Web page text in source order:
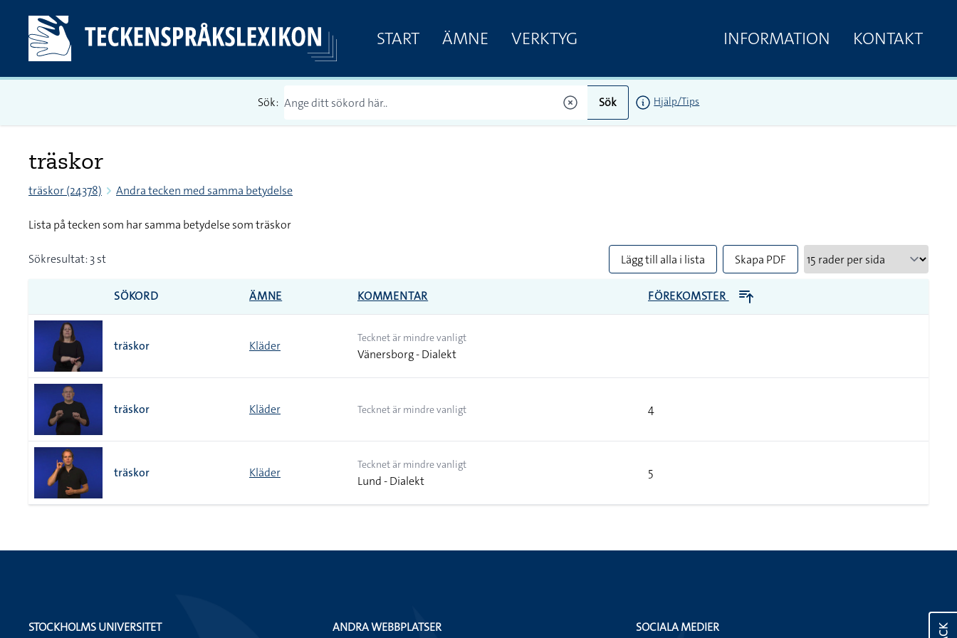
START ÄMNE VERKTYG INFORMATION KONTAKT
Sök: Sök Hjälp/Tips
träskor
träskor (24378) Andra tecken med samma betydelse
Lista på tecken som har samma betydelse som träskor
Sökresultat: 3 st Lägg till alla i lista Skapa PDF
SÖKORD ÄMNE KOMMENTAR FÖREKOMSTER
träskor Kläder
Tecknet är mindre vanligt
Vänersborg - Dialekt
träskor Kläder Tecknet är mindre vanligt 4
träskor Kläder
Tecknet är mindre vanligt
Lund - Dialekt
5
STOCKHOLMS UNIVERSITET
ANDRA WEBBPLATSER SOCIALA MEDIER